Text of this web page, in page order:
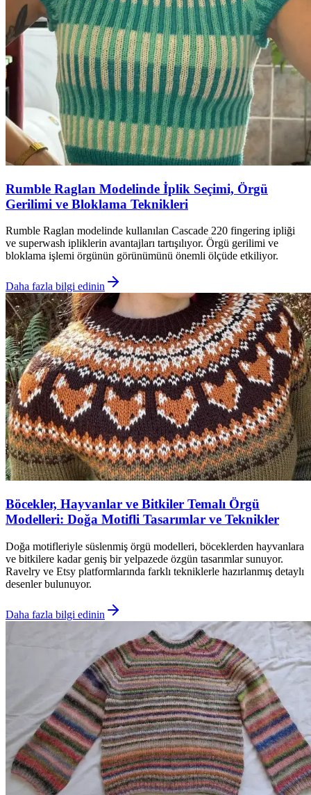
Rumble Raglan Modelinde İplik Seçimi, Örgü
Gerilimi ve Bloklama Teknikleri
Rumble Raglan modelinde kullanılan Cascade 220 fingering ipliği
ve superwash ipliklerin avantajları tartışılıyor. Örgü gerilimi ve
bloklama işlemi örgünün görünümünü önemli ölçüde etkiliyor.
Daha fazla bilgi edinin
Böcekler, Hayvanlar ve Bitkiler Temalı Örgü
Modelleri: Doğa Motifli Tasarımlar ve Teknikler
Doğa motifleriyle süslenmiş örgü modelleri, böceklerden hayvanlara
ve bitkilere kadar geniş bir yelpazede özgün tasarımlar sunuyor.
Ravelry ve Etsy platformlarında farklı tekniklerle hazırlanmış detaylı
desenler bulunuyor.
Daha fazla bilgi edinin